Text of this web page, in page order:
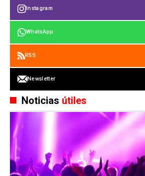
Instagram
WhatsApp
RSS
Newsletter
Noticias útiles